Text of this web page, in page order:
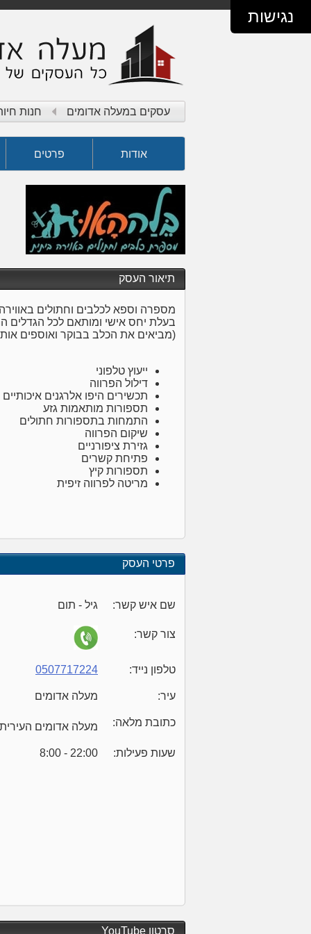
נגישות
עסקים במעלה אדומים חנות
אודות פרטים
תיאור העסק
מספרה וספא לכלבים וחתולים
בעלת יחס אישי ומותאם לכל הגדלים
(מביאים את הכלב בבוקר ואוספים
ייעוץ טלפוני
דילול הפרווה
תכשירים היפו אלרגנים איכותיים
תספורות מותאמות גזע
התמחות בתספורות חתולים
שיקום הפרווה
גזירת ציפורניים
פתיחת קשרים
תספורות קיץ
מריטה לפרווה זיפית
פרטי העסק
שם איש קשר: גיל - תום
צור קשר:
טלפון נייד: 0507717224
עיר: מעלה אדומים
כתובת מלאה: מעלה אדומים העירית 56 דירה 1
שעות פעילות: 8:00 - 22:00
סרטון YouTube